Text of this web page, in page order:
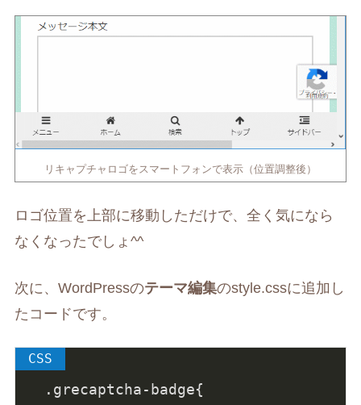
リキャプチャロゴをスマートフォンで表示（位置調整後）
ロゴ位置を上部に移動しただけで、全く気になら
なくなったでしょ^^
次に、WordPressのテーマ編集のstyle.cssに追加し
たコードです。
.grecaptcha-badge